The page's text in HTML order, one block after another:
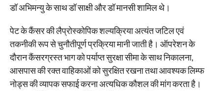
डॉ अभिमन्यु के साथ डॉ साक्षी और डॉ मानसी शामिल थे।
पेट के कैंसर की लैप्रोस्कोपिक शल्यक्रिया अत्यंत जटिल एवं
तकनीकी रूप से चुनौतीपूर्ण प्रक्रिया मानी जाती है। ऑपरेशन के
दौरान कैंसरग्रस्त भाग को पर्याप्त सुरक्षा सीमा के साथ निकालना,
आसपास की रक्त वाहिकाओं को सुरक्षित रखना तथा आवश्यक लिम्फ
नोड्स की व्यापक सफाई करना अत्यधिक कौशल की मांग करता है।